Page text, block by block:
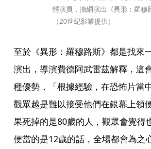
輕演員，擔綱演出《異形：羅穆
（20世紀影業提供）
至於《異形：羅穆路斯》都是找來
演出，導演費德阿武雷茲解釋，這
種優勢，「根據經驗，在恐怖片當
觀眾越是難以接受他們在銀幕上領
果死掉的是80歲的人，觀眾會覺得
便當的是12歲的話，全場都會為之